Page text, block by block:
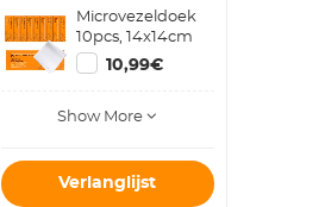
Ringen
Microvezeldoek
10pcs, 14x14cm
10,99€
Show More
Verlanglijst